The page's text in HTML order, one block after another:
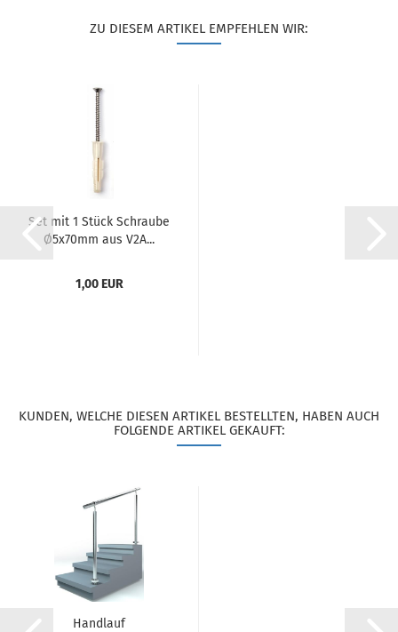
ZU DIESEM ARTIKEL EMPFEHLEN WIR:
Set mit 1 Stück Schraube
Ø5x70mm aus V2A...
1,00 EUR
KUNDEN, WELCHE DIESEN ARTIKEL BESTELLTEN, HABEN AUCH
FOLGENDE ARTIKEL GEKAUFT:
Handlauf